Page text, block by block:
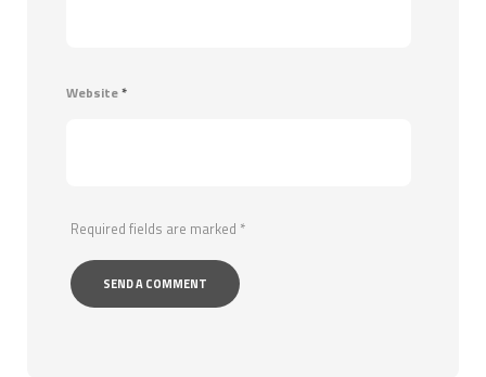
Website*
Required fields are marked *